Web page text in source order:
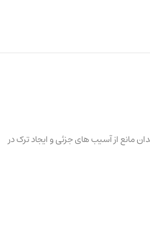
مانع از آسیب های جزئی و ایجاد ترک در